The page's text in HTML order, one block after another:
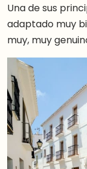
Una de sus
adaptado muy
muy, muy